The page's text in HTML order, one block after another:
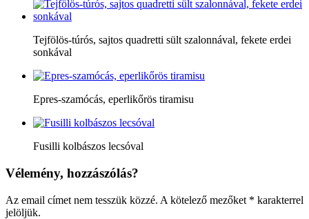
Tejfölös-túrós, sajtos quadretti sült szalonnával, fekete erdei
sonkával
Epres-szamócás, eperlikőrös tiramisu
Fusilli kolbászos lecsóval
Vélemény, hozzászólás?
Az email címet nem tesszük közzé. A kötelező mezőket * karakterrel
jelöljük.